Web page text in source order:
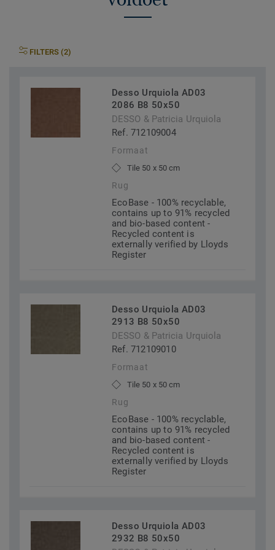
FILTERS (2)
Desso Urquiola AD03
2086 B8 50x50
DESSO & Patricia Urquiola
Ref. 712109004
Formaat
Tile 50 x 50 cm
Rug
EcoBase - 100% recyclable,
contains up to 91% recycled
and bio-based content -
Recycled content is
externally verified by Lloyds
Register
Desso Urquiola AD03
2913 B8 50x50
DESSO & Patricia Urquiola
Ref. 712109010
Formaat
Tile 50 x 50 cm
Rug
EcoBase - 100% recyclable,
contains up to 91% recycled
and bio-based content -
Recycled content is
externally verified by Lloyds
Register
Desso Urquiola AD03
2932 B8 50x50